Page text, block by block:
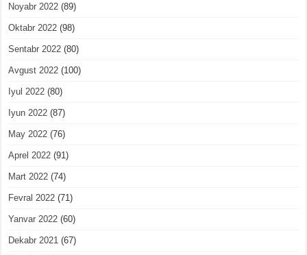
Noyabr 2022 (89)
Oktabr 2022 (98)
Sentabr 2022 (80)
Avgust 2022 (100)
Iyul 2022 (80)
Iyun 2022 (87)
May 2022 (76)
Aprel 2022 (91)
Mart 2022 (74)
Fevral 2022 (71)
Yanvar 2022 (60)
Dekabr 2021 (67)